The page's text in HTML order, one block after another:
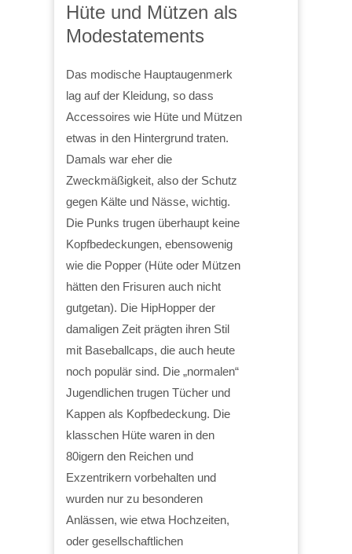
Hüte und Mützen als
Modestatements
Das modische Hauptaugenmerk
lag auf der Kleidung, so dass
Accessoires wie Hüte und Mützen
etwas in den Hintergrund traten.
Damals war eher die
Zweckmäßigkeit, also der Schutz
gegen Kälte und Nässe, wichtig.
Die Punks trugen überhaupt keine
Kopfbedeckungen, ebensowenig
wie die Popper (Hüte oder Mützen
hätten den Frisuren auch nicht
gutgetan). Die HipHopper der
damaligen Zeit prägten ihren Stil
mit Baseballcaps, die auch heute
noch populär sind. Die „normalen“
Jugendlichen trugen Tücher und
Kappen als Kopfbedeckung. Die
klasschen Hüte waren in den
80igern den Reichen und
Exzentrikern vorbehalten und
wurden nur zu besonderen
Anlässen, wie etwa Hochzeiten,
oder gesellschaftlichen